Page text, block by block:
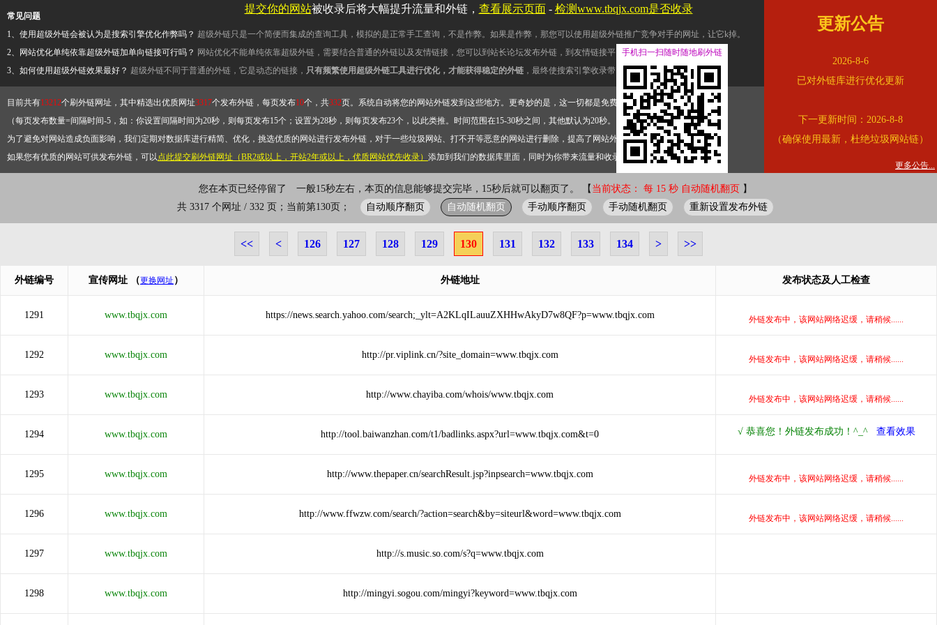
常见问题
1、使用超级外链会被认为是搜索引擎优化作弊吗？ 超级外链只是一个简便而集成的查询工具，模拟的是正常手工查询，不是作弊。如果是作弊，那您可以使用超级外链推广竞争对手的网址，让它k掉。
2、网站优化单纯依靠超级外链加单向链接可行吗？ 网站优化不能单纯依靠超级外链，需要结合普通的外链以及友情链接，您可以到站长论坛发布外链，到友情链接平台交换友情链接。
3、如何使用超级外链效果最好？ 超级外链不同于普通的外链，它是动态的链接， 只有频繁使用超级外链工具进行优化，才能获得稳定的外链 ，最终使搜索引擎收录带网址的查询页面。
目前共有13212个刷外链网址，其中精选出优质网址3317个发布外链，每页发布10个，共332页。系统自动将您的网站外链发到这些地方。更奇妙的是，这一切都是免费的。
（每页发布数量=间隔时间-5，如：你设置间隔时间为20秒，则每页发布15个；设置为28秒，则每页发布23个，以此类推。时间范围在15-30秒之间，其他默认为20秒。）
为了避免对网站造成负面影响，我们定期对数据库进行精简、优化，挑选优质的网站进行发布外链，对于一些垃圾网站、打不开等恶意的网站进行删除，提高了网站外链的质量。
如果您有优质的网站可供发布外链，可以点此提交刷外链网址（BR2或以上，开站2年或以上，优质网站优先收录） 添加到我们的数据库里面，同时为你带来流量和收录。 错误外链纠正
您在本页已经停留了 一般15秒左右，本页的信息能够提交完毕，15秒后就可以翻页了。 【 当前状态： 每 15 秒 自动随机翻页 】
共 3317 个网址 / 332 页；当前第130页；
自动顺序翻页 自动随机翻页 手动顺序翻页 手动随机翻页 重新设置发布外链
<< < 126 127 128 129 130 131 132 133 134 > >>
外链编号 宣传网址 （更换网址 ） 外链地址 发布状态及人工检查
1291 www.tbqjx.com https://news.search.yahoo.com/search;_ylt=A2KLqILauuZXHHwAkyD7w8QF?p=www.tbqjx.com
1292 www.tbqjx.com http://pr.viplink.cn/?site_domain=www.tbqjx.com
1293 www.tbqjx.com http://www.chayiba.com/whois/www.tbqjx.com
1294 www.tbqjx.com http://tool.baiwanzhan.com/t1/badlinks.aspx?url=www.tbqjx.com&t=0
1295 www.tbqjx.com http://www.thepaper.cn/searchResult.jsp?inpsearch=www.tbqjx.com
1296 www.tbqjx.com http://www.ffwzw.com/search/?action=search&by=siteurl&word=www.tbqjx.com
1297 www.tbqjx.com http://s.music.so.com/s?q=www.tbqjx.com
1298 www.tbqjx.com http://mingyi.sogou.com/mingyi?keyword=www.tbqjx.com
提交你的网站被收录后将大幅提升流量和外链， 查看展示页面- 检测www.tbqjx.com是否收录
更新公告
2026-8-6
已对外链库进行优化更新
下一更新时间：2026-8-8
（确保使用最新，杜绝垃圾网站链）
更多公告...
手机扫一扫随时随地刷外链